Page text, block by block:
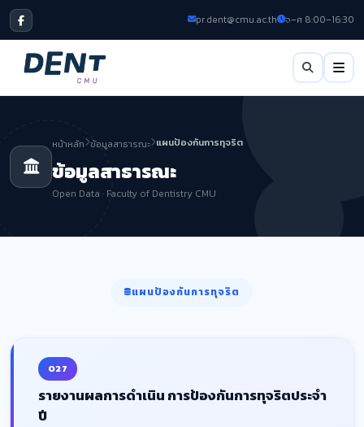
pr.dent@cmu.ac.th จ–ศ 8:00–16:30
หน้าหลัก ข้อมูลสาธารณะ แผนป้องกันการทุจริต
ข้อมูลสาธารณะ
Open Data · Faculty of Dentistry CMU
แผนป้องกันการทุจริต
O27
รายงานผลการดำเนิน การป้องกันการทุจริตประจำ
ปี